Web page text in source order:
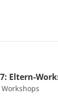
Eltern-
Workshops